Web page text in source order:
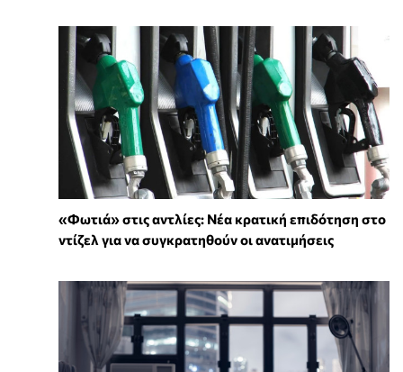
«Φωτιά» στις αντλίες: Νέα κρατική επιδότηση στο
ντίζελ για να συγκρατηθούν οι ανατιμήσεις